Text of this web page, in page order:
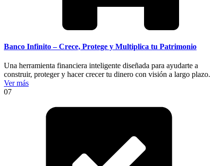
Banco Infinito – Crece, Protege y Multiplica tu Patrimonio
Una herramienta financiera inteligente diseñada para ayudarte a
construir, proteger y hacer crecer tu dinero con visión a largo plazo.
Ver más
07